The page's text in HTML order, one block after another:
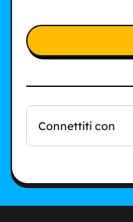
Connettiti con